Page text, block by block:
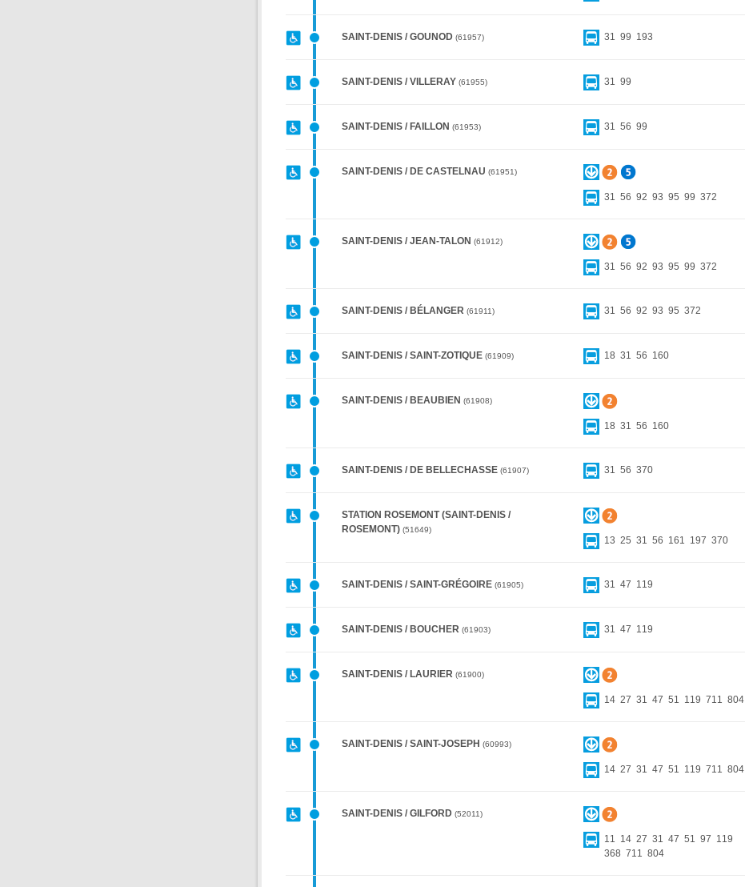
SAINT-DENIS / GOUNOD 61957 31 99 193
SAINT-DENIS / VILLERAY 61955 31 99
SAINT-DENIS / FAILLON 61953 31 56 99
SAINT-DENIS / DE CASTELNAU 61951
31 56 92 93 95 99 372
SAINT-DENIS / JEAN-TALON 61912
31 56 92 93 95 99 372
SAINT-DENIS / BÉLANGER 61911 31 56 92 93 95 372
SAINT-DENIS / SAINT-ZOTIQUE 61909 18 31 56 160
SAINT-DENIS / BEAUBIEN 61908
18 31 56 160
SAINT-DENIS / DE BELLECHASSE 61907 31 56 370
STATION ROSEMONT (SAINT-DENIS /
ROSEMONT) 51649
13 25 31 56 161 197 370
SAINT-DENIS / SAINT-GRÉGOIRE 61905 31 47 119
SAINT-DENIS / BOUCHER 61903 31 47 119
SAINT-DENIS / LAURIER 61900
14 27 31 47 51 119 711 804
SAINT-DENIS / SAINT-JOSEPH 60993
14 27 31 47 51 119 711 804
SAINT-DENIS / GILFORD 52011
11 14 27 31 47 51 97 119
368 711 804